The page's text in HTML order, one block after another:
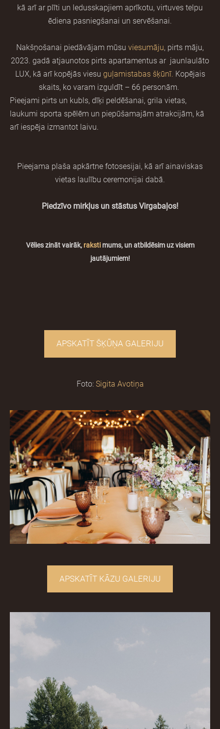
kā arī ar plīti un ledusskapjiem aprīkotu, virtuves telpu
ēdiena pasniegšanai un servēšanai.
Nakšņošanai piedāvājam mūsu viesumāju, pirts māju,
2023. gadā atjaunotos pirts apartamentus ar jaunlaulāto
LUX, kā arī kopējās viesu guļamistabas šķūnī. Kopējais
skaits, ko varam izguldīt – 66 personām.
Pieejami pirts un kubls, dīķi peldēšanai, grila vietas,
laukumi sporta spēlēm un piepūšamajām atrakcijām, kā
arī iespēja izmantot laivu.
Pieejama plaša apkārtne fotosesijai, kā arī ainaviskas
vietas laulību ceremonijai dabā.
Piedzīvo mirkļus un stāstus Virgabaļos!
Vēlies zināt vairāk, rakstimums, un atbildēsim uz visiem
jautājumiem!
​APSKATĪT ŠĶŪŅA GALERIJU​
Foto: Sigita Avotiņa
​APSKATĪT KĀZU GALERIJU​